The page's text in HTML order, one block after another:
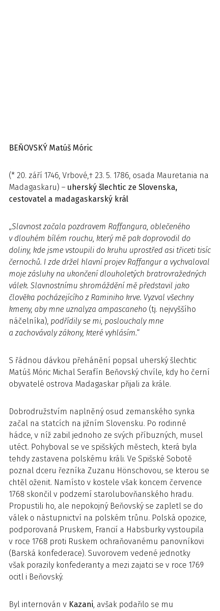
BEŇOVSKÝ Matúš Móric
(* 20. září 1746, Vrbové,† 23. 5. 1786, osada Mauretania na
Madagaskaru) – uherský šlechtic ze Slovenska,
cestovatel a madagaskarský král
„Slavnost začala pozdravem Raffangura, oblečeného
v dlouhém bílém rouchu, který mě pak doprovodil do
doliny, kde jsme vstoupili do kruhu uprostřed asi třiceti tisíc
černochů. I zde držel hlavní projev Raffangur a vychvaloval
moje zásluhy na ukončení dlouholetých bratrovražedných
válek. Slavnostnímu shromáždění mě představil jako
člověka pocházejícího z Raminiho krve. Vyzval všechny
kmeny, aby mne uznalyza ampascaneho (tj. nejvyššího
náčelníka), podřídily se mi, poslouchaly mne
a zachovávaly zákony, které vyhlásím.“
S řádnou dávkou přehánění popsal uherský šlechtic
Matúš Móric Michal Serafín Beňovský chvíle, kdy ho černí
obyvatelé ostrova Madagaskar přijali za krále.
Dobrodružstvím naplněný osud zemanského synka
začal na statcích na jižním Slovensku. Po rodinné
hádce, v níž zabil jednoho ze svých příbuzných, musel
utéct. Pohyboval se ve spišských městech, která byla
tehdy zastavena polskému králi. Ve Spišské Sobotě
poznal dceru řezníka Zuzanu Hönschovou, se kterou se
chtěl oženit. Namísto v kostele však koncem července
1768 skončil v podzemí starolubovňanského hradu.
Propustili ho, ale nepokojný Beňovský se zapletl se do
válek o nástupnictví na polském trůnu. Polská opozice,
podporovaná Pruskem, Francií a Habsburky vystoupila
v roce 1768 proti Ruskem ochraňovanému panovníkovi
(Barská konfederace). Suvorovem vedené jednotky
však porazily konfederanty a mezi zajatci se v roce 1769
ocitl i Beňovský.
Byl internován v Kazani, avšak podařilo se mu